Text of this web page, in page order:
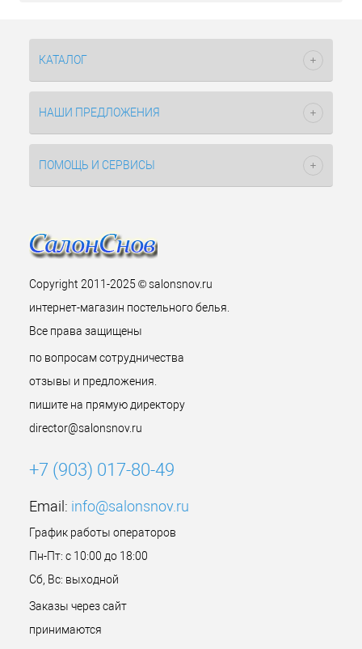
КАТАЛОГ
НАШИ ПРЕДЛОЖЕНИЯ
ПОМОЩЬ И СЕРВИСЫ
Copyright 2011-2025 © salonsnov.ru
интернет-магазин постельного белья.
Все права защищены
по вопросам сотрудничества
отзывы и предложения.
пишите на прямую директору
director@salonsnov.ru
+7 (903) 017-80-49
Email: info@salonsnov.ru
График работы операторов
Пн-Пт: с 10:00 до 18:00
Сб, Вс: выходной
Заказы через сайт
принимаются